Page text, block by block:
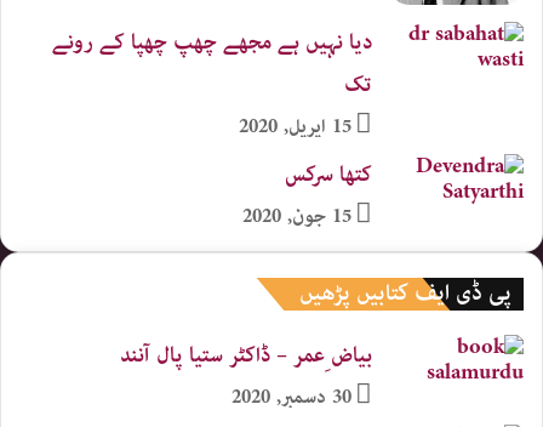
دیا نہیں ہے مجھے چھپ چھپا کے رونے
تک
15 اپریل, 2020
کتھا سرکس
15 جون, 2020
پی ڈی ایف کتابیں پڑھیں
بیاض ِعمر – ڈاکٹر ستیا پال آنند
30 دسمبر, 2020